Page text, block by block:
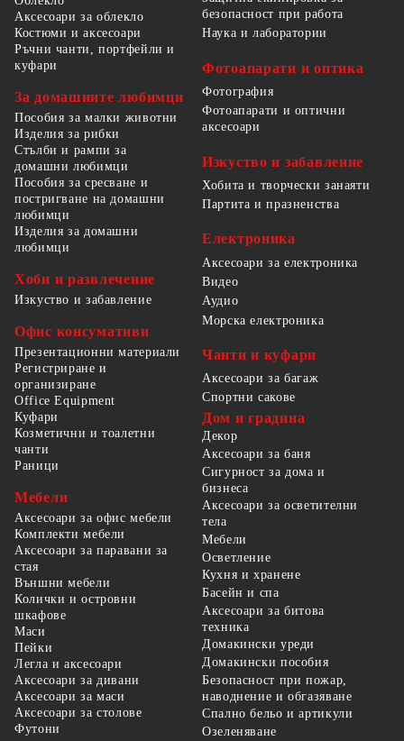
Аксесоари за облекло
Костюми и аксесоари
Ръчни чанти, портфейли и
куфари
За домашните любимци
Пособия за малки животни
Изделия за рибки
Стълби и рампи за
домашни любимци
Пособия за сресване и
постригване на домашни
любимци
Изделия за домашни
любимци
Хоби и развлечение
Изкуство и забавление
Офис консумативи
Презентационни материали
Регистриране и
организиране
Office Equipment
безопасност при работа
Наука и лаборатории
Фотоапарати и оптика
Фотография
Фотоапарати и оптични
аксесоари
Изкуство и забавление
Хобита и творчески занаяти
Партита и празненства
Електроника
Аксесоари за електроника
Видео
Аудио
Морска електроника
Чанти и куфари
Аксесоари за багаж
Спортни сакове
Куфари
Козметични и тоалетни
чанти
Раници
Мебели
Аксесоари за офис мебели
Комплекти мебели
Аксесоари за паравани за
стая
Външни мебели
Колички и островни
шкафове
Маси
Пейки
Легла и аксесоари
Аксесоари за дивани
Аксесоари за маси
Аксесоари за столове
Футони
Дом и градина
Декор
Аксесоари за баня
Сигурност за дома и
бизнеса
Аксесоари за осветителни
тела
Мебели
Осветление
Кухня и хранене
Басейн и спа
Аксесоари за битова
техника
Домакински уреди
Домакински пособия
Безопасност при пожар,
наводнение и обгазяване
Спално бельо и артикули
Озеленяване